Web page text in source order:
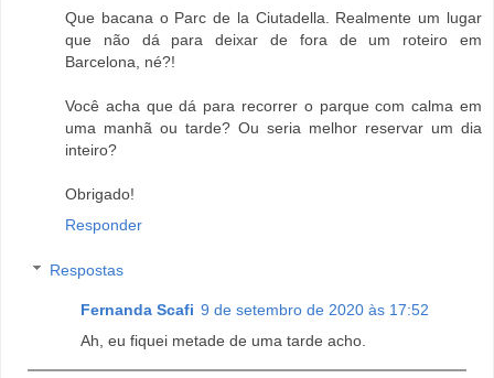
Que bacana o Parc de la Ciutadella. Realmente um lugar
que não dá para deixar de fora de um roteiro em
Barcelona, né?!
Você acha que dá para recorrer o parque com calma em
uma manhã ou tarde? Ou seria melhor reservar um dia
inteiro?
Obrigado!
Responder
Respostas
Fernanda Scafi 9 de setembro de 2020 às 17:52
Ah, eu fiquei metade de uma tarde acho.